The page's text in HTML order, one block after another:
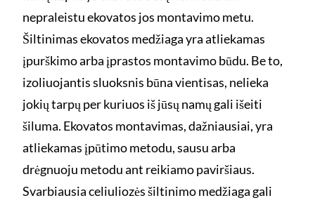
nepraleistu ekovatos jos montavimo metu.
Šiltinimas ekovatos medžiaga yra atliekamas
įpurškimo arba įprastos montavimo būdu. Be to,
izoliuojantis sluoksnis būna vientisas, nelieka
jokių tarpų per kuriuos iš jūsų namų gali išeiti
šiluma. Ekovatos montavimas, dažniausiai, yra
atliekamas įpūtimo metodu, sausu arba
drėgnuoju metodu ant reikiamo paviršiaus.
Svarbiausia celiuliozės šiltinimo medžiaga gali